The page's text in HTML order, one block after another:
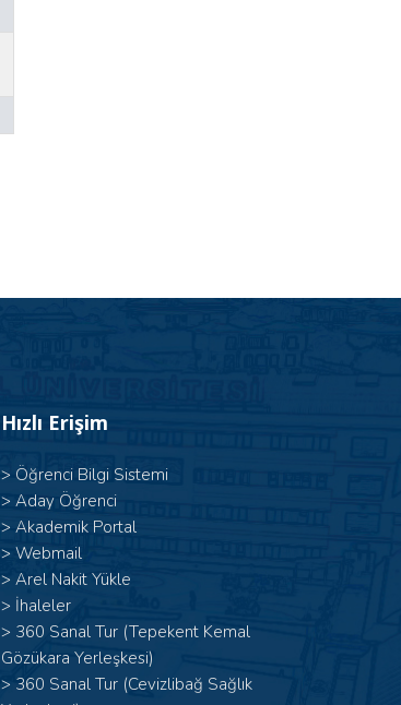
Hızlı Erişim
> Öğrenci Bilgi Sistemi
> Aday Öğrenci
> Akademik Portal
> Webmail
> Arel Nakit Yükle
> İhaleler
> 360 Sanal Tur (Tepekent Kemal
Gözükara Yerleşkesi)
> 360 Sanal Tur (Cevizlibağ Sağlık